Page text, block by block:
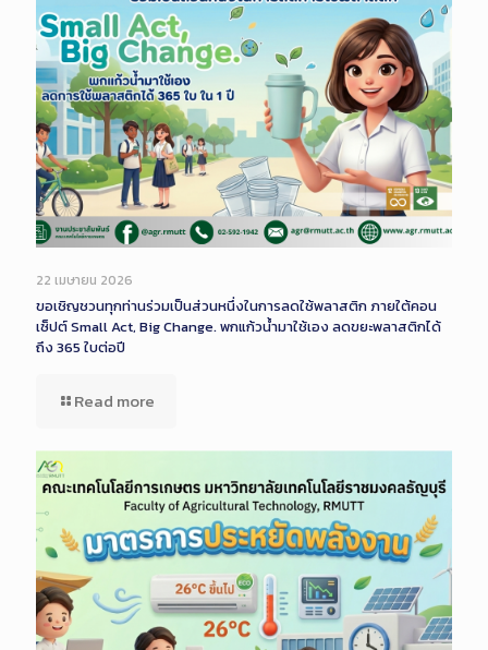
22 เมษายน 2026
ขอเชิญชวนทุกท่านร่วมเป็นส่วนหนึ่งในการลดใช้พลาสติก ภายใต้คอน
เซ็ปต์ Small Act, Big Change. พกแก้วน้ำมาใช้เอง ลดขยะพลาสติกได้
ถึง 365 ใบต่อปี
Read more